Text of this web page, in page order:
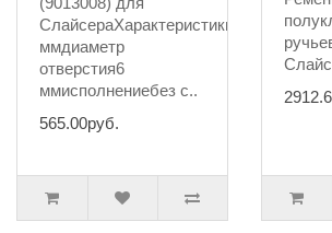
СлайсераХарактеристики:диаметр45
ммдиаметр
отверстия6
ммисполнениебез с..
565.00руб.